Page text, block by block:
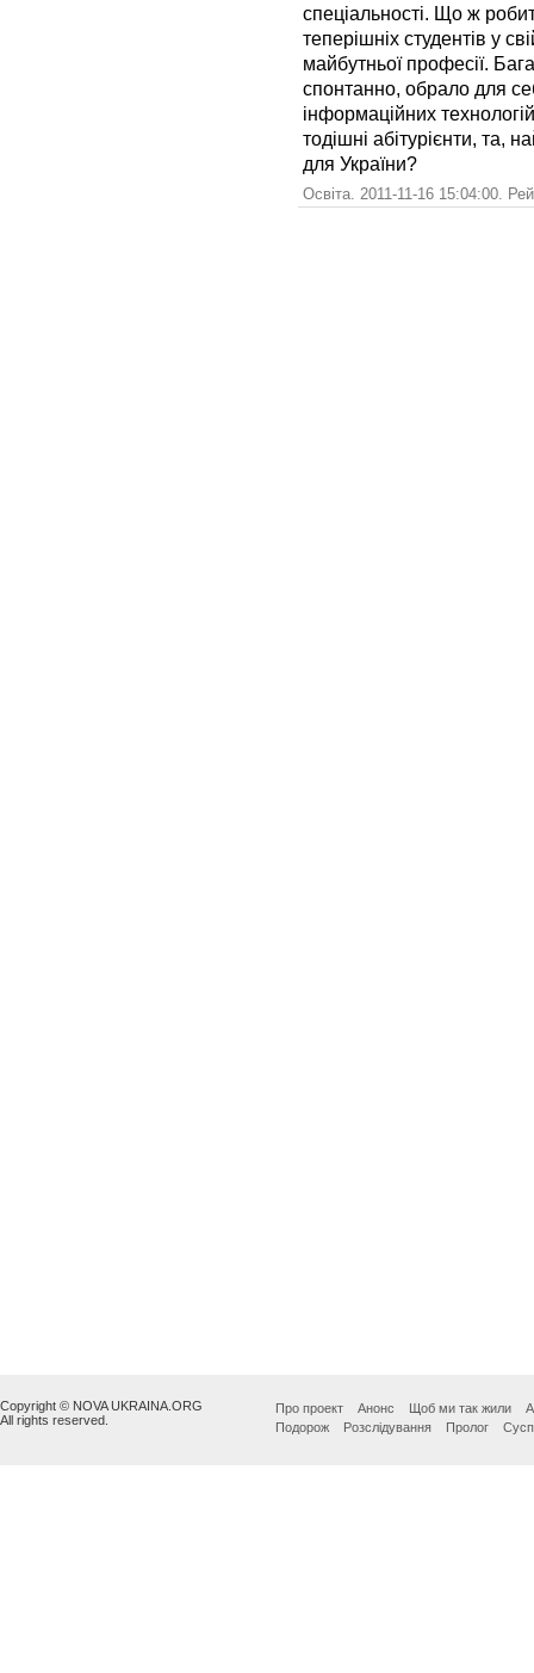
спеціальності. Що ж
теперішніх студентів у
майбутньої професії.
спонтанно, обрало для
інформаційних
тодішні абітурієнти, та,
для України?
Освіта. 2011-11-16 15:04:00.
Copyright © NOVA UKRAINA.ORG
All rights reserved.
Про проект Анонс Щоб ми так жили
Подорож
Розслідування Пролог